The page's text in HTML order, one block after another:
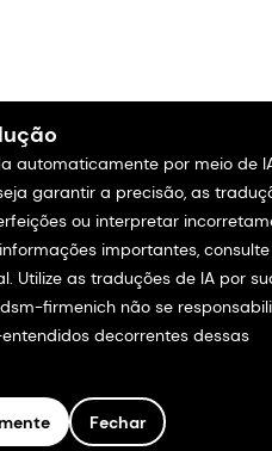
automaticamente por meio de
garantir a precisão, as
ou interpretar
importantes,
Utilize as traduções de IA por
firmenich não se
decorrentes dessas
Fechar